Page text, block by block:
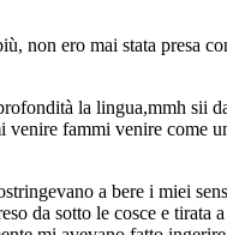
ero mai stata presa
la lingua,mmh sii
fammi venire
a bere i miei
da sotto le cosce e tirata